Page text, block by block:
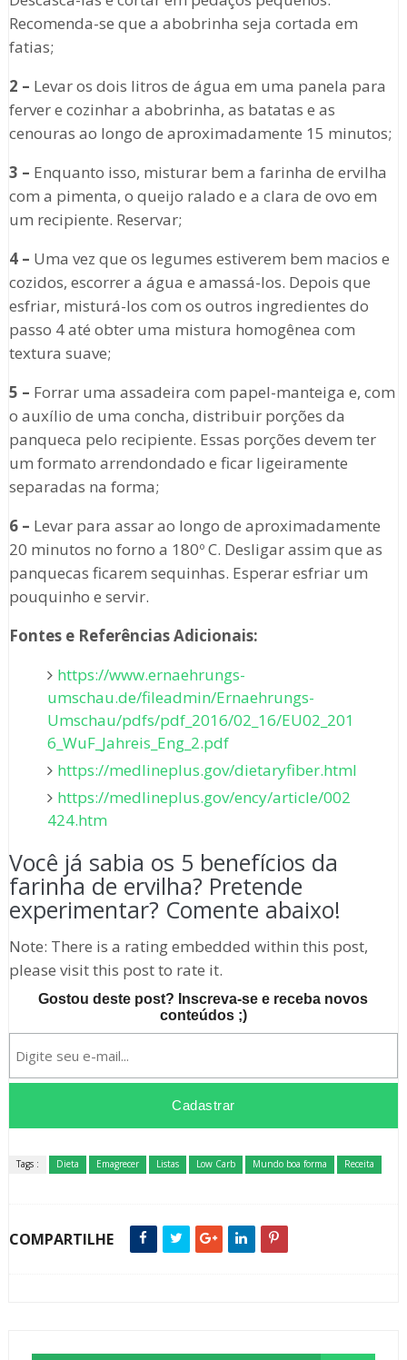
Recomenda-se que a abobrinha seja cortada em
fatias;
2 – Levar os dois litros de água em uma panela para
ferver e cozinhar a abobrinha, as batatas e as
cenouras ao longo de aproximadamente 15 minutos;
3 – Enquanto isso, misturar bem a farinha de ervilha
com a pimenta, o queijo ralado e a clara de ovo em
um recipiente. Reservar;
4 – Uma vez que os legumes estiverem bem macios e
cozidos, escorrer a água e amassá-los. Depois que
esfriar, misturá-los com os outros ingredientes do
passo 4 até obter uma mistura homogênea com
textura suave;
5 – Forrar uma assadeira com papel-manteiga e, com
o auxílio de uma concha, distribuir porções da
panqueca pelo recipiente. Essas porções devem ter
um formato arrendondado e ficar ligeiramente
separadas na forma;
6 – Levar para assar ao longo de aproximadamente
20 minutos no forno a 180º C. Desligar assim que as
panquecas ficarem sequinhas. Esperar esfriar um
pouquinho e servir.
Fontes e Referências Adicionais:
https://www.ernaehrungs-
umschau.de/fileadmin/Ernaehrungs-
Umschau/pdfs/pdf_2016/02_16/EU02_201
6_WuF_Jahreis_Eng_2.pdf
https://medlineplus.gov/dietaryfiber.html
https://medlineplus.gov/ency/article/002
424.htm
Você já sabia os 5 benefícios da
farinha de ervilha? Pretende
experimentar? Comente abaixo!
Note: There is a rating embedded within this post,
please visit this post to rate it.
Gostou deste post? Inscreva-se e receba novos
conteúdos ;)
Tags : Dieta Emagrecer Listas Low Carb Mundo boa forma Receita
COMPARTILHE